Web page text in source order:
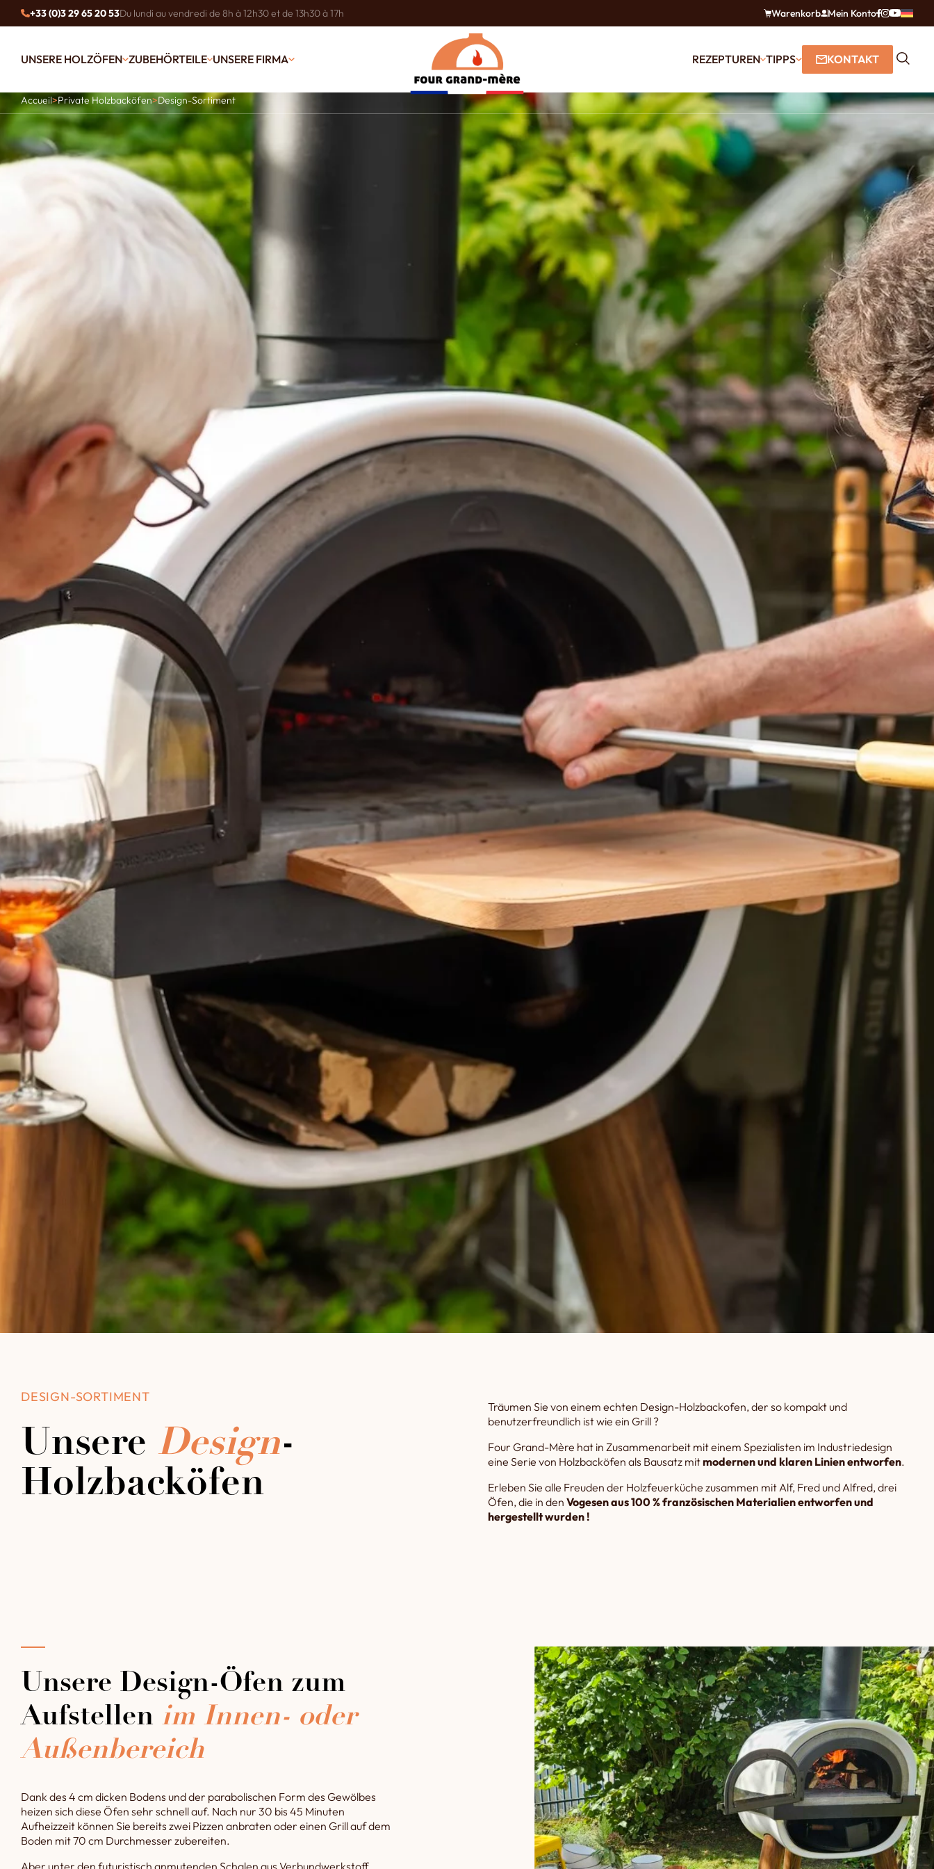
+33 (0)3 29 65 20 53Du lundi au vendredi de 8h à 12h30 et de 13h30 à 17h Warenkorb Mein Konto
UNSERE HOLZÖFEN ZUBEHÖRTEILE UNSERE FIRMA REZEPTUREN TIPPS KONTAKT
Accueil>Private Holzbacköfen>Design-Sortiment
DESIGN-SORTIMENT
Unsere Design-
Holzbacköfen
Träumen Sie von einem echten Design-Holzbackofen, der so kompakt und
benutzerfreundlich ist wie ein Grill ?
Four Grand-Mère hat in Zusammenarbeit mit einem Spezialisten im Industriedesign
eine Serie von Holzbacköfen als Bausatz mitmodernen und klaren Linien entworfen.
Erleben Sie alle Freuden der Holzfeuerküche zusammen mit Alf, Fred und Alfred, drei
Öfen, die in den Vogesen aus 100 %französischen Materialienentworfen und
hergestellt wurden !
Unsere Design-Öfen zum
Aufstellen im Innen- oder
Außenbereich
Dank des 4 cm dicken Bodens und der parabolischen Form des Gewölbes
heizen sich diese Öfen sehr schnell auf. Nach nur 30 bis 45 Minuten
Aufheizzeit können Sie bereits zwei Pizzen anbraten oder einen Grill auf dem
Boden mit 70 cm Durchmesser zubereiten.
Aber unter den futuristisch anmutenden Schalen aus Verbundwerkstoff